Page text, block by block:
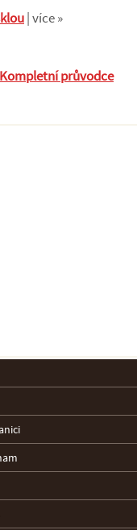
| více »
průvodce